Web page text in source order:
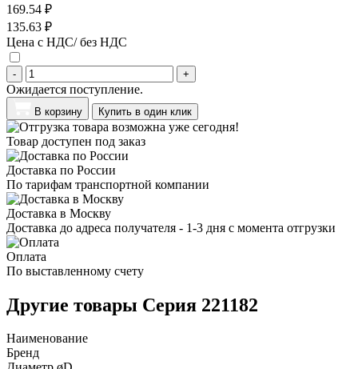
169.54 ₽
135.63 ₽
Цена с НДС/ без НДС
- +
Ожидается поступление.
В корзину Купить в один клик
Товар доступен под заказ
Доставка по России
По тарифам транспортной компании
Доставка в Москву
Доставка до адреса получателя - 1-3 дня с момента отгрузки
Оплата
По выставленному счету
Другие товары Серия 221182
Наименование
Бренд